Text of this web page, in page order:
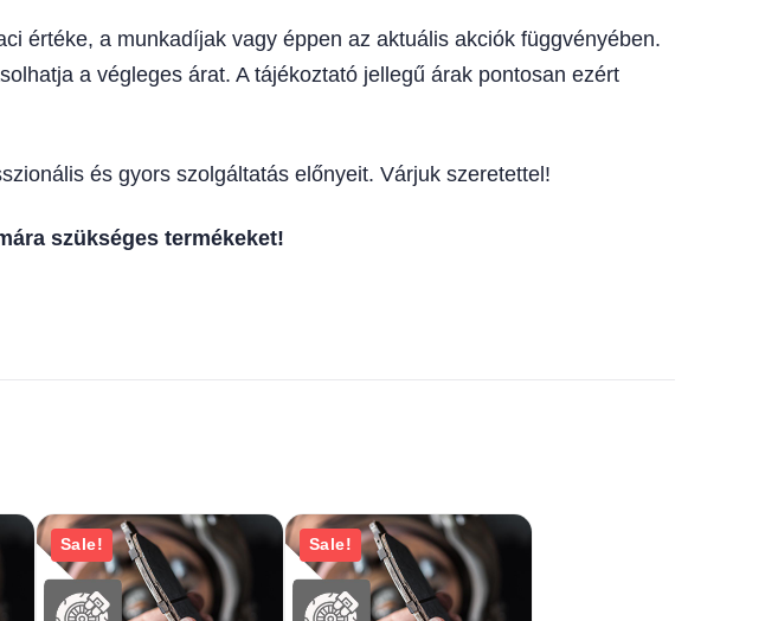
értéke, a munkadíjak vagy éppen az aktuális akciók függvényében.
a végleges árat. A tájékoztató jellegű árak pontosan ezért
és gyors szolgáltatás előnyeit. Várjuk szeretettel!
szükséges termékeket!
Sale! Sale!